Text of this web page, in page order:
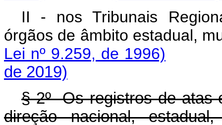
II - nos Tribunais
órgãos de âmbito
Lei nº 9.259, de 1996)
de 2019)
§ 2º Os registros de atas
direção nacional,